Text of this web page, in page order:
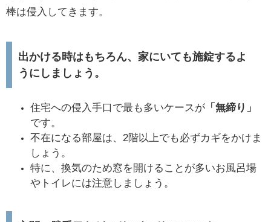
棒は侵入してきます。
出かける時はもちろん、家にいても施錠するよ
うにしましょう。
住宅への侵入手口で最も多いケースが 「無締り」
です。
不在になる部屋は、2階以上でも必ずカギをかけま
しょう。
特に、換気のため窓を開けることが多いお風呂場
やトイレには注意しましょう。